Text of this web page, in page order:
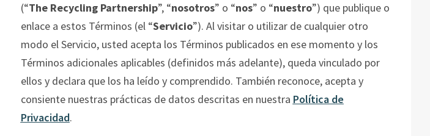
(“The Recycling Partnership”,“nosotros” o “nos” o “nuestro”) que publiqueo
enlace a estos Términos (el“Servicio”). Alvisitaro utilizarde cualquier otro
modo elServicio, usted acepta los Términos publicados en ese momento y los
Términos adicionales aplicables (definidos más adelante), queda vinculado por
ellos y declara que los ha leído y comprendido. También reconoce, acepta y
consiente nuestras prácticas de datos descritas en nuestra Política de
Privacidad.